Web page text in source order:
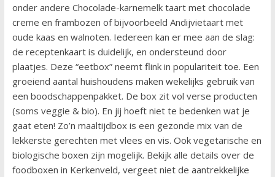
onder andere Chocolade-karnemelk taart met chocolade
creme en frambozen of bijvoorbeeld Andijvietaart met
oude kaas en walnoten. Iedereen kan er mee aan de slag:
de receptenkaart is duidelijk, en ondersteund door
plaatjes. Deze “eetbox” neemt flink in populariteit toe. Een
groeiend aantal huishoudens maken wekelijks gebruik van
een boodschappenpakket. De box zit vol verse producten
(soms veggie & bio). En jij hoeft niet te bedenken wat je
gaat eten! Zo’n maaltijdbox is een gezonde mix van de
lekkerste gerechten met vlees en vis. Ook vegetarische en
biologische boxen zijn mogelijk. Bekijk alle details over de
foodboxen in Kerkenveld, vergeet niet de aantrekkelijke